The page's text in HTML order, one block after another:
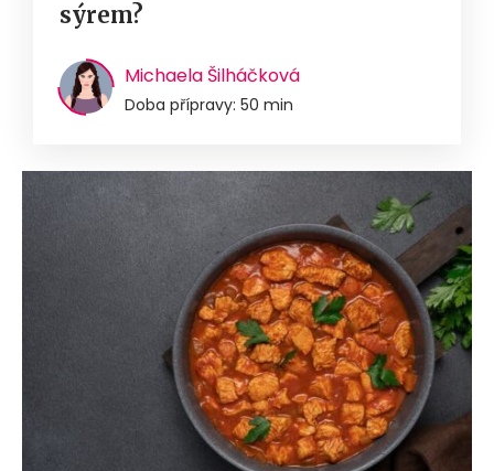
sýrem?
Michaela Šilháčková
Doba přípravy: 50 min